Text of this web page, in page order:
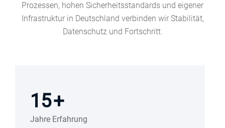
Prozessen, hohen Sicherheitsstandards und eigener
Infrastruktur in Deutschland verbinden wir Stabilität,
Datenschutz und Fortschritt.
15+
Jahre Erfahrung